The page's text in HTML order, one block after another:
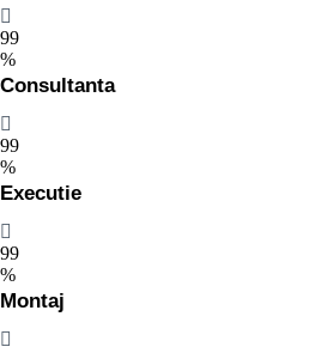
99
%
Consultanta
99
%
Executie
99
%
Montaj